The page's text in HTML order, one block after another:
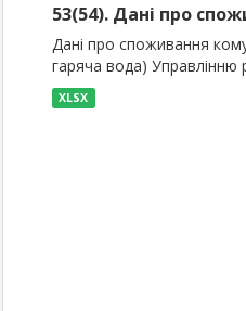
53(54). Дані про
Дані про споживання
гаряча вода) Управлінню
XLSX